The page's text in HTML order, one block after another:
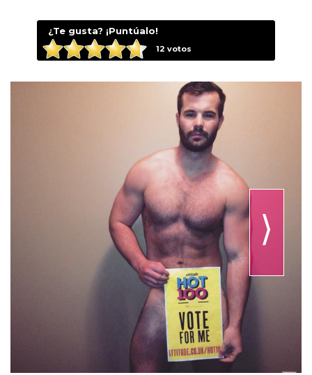
¿Te gusta? ¡Puntúalo!
12 votos
⟩